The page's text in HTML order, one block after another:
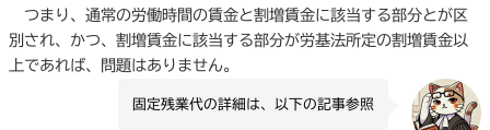
つまり、通常の労働時間の賃金と割増賃金に該当する部分とが区
別され、かつ、割増賃金に該当する部分が労基法所定の割増賃金以
上であれば、問題はありません。
固定残業代の詳細は、以下の記事参照